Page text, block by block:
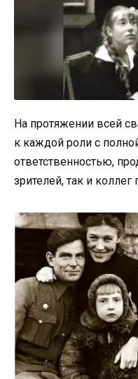
На протяжении всей
к каждой роли с
ответственностью,
зрителей, так и коллег